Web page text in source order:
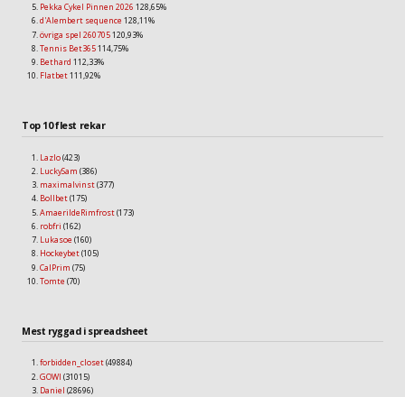
Pekka Cykel Pinnen 2026 128,65%
d'Alembert sequence128,11%
övriga spel 260705120,93%
Tennis Bet365114,75%
Bethard 112,33%
Flatbet111,92%
Top 10 flest rekar
Lazlo(423)
LuckySam (386)
maximalvinst(377)
Bollbet(175)
AmaerildeRimfrost(173)
robfri (162)
Lukasoe (160)
Hockeybet(105)
CalPrim (75)
Tomte (70)
Mest ryggad i spreadsheet
forbidden_closet(49884)
GOWI (31015)
Daniel (28696)